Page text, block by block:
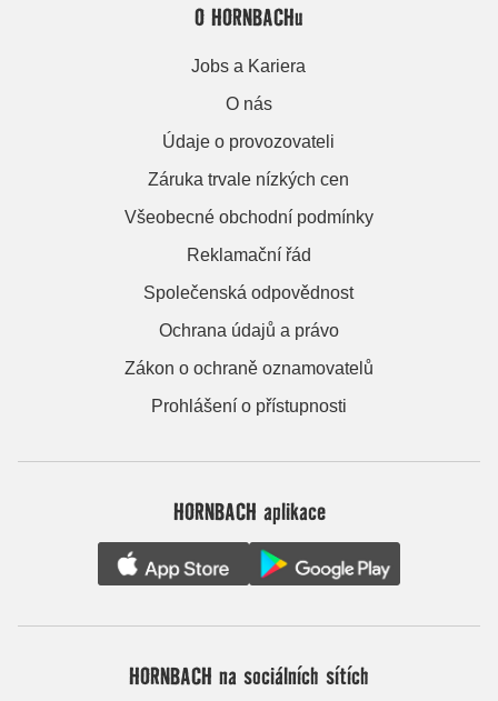
O HORNBACHu
Jobs a Kariera
O nás
Údaje o provozovateli
Záruka trvale nízkých cen
Všeobecné obchodní podmínky
Reklamační řád
Společenská odpovědnost
Ochrana údajů a právo
Zákon o ochraně oznamovatelů
Prohlášení o přístupnosti
HORNBACH aplikace
HORNBACH na sociálních sítích